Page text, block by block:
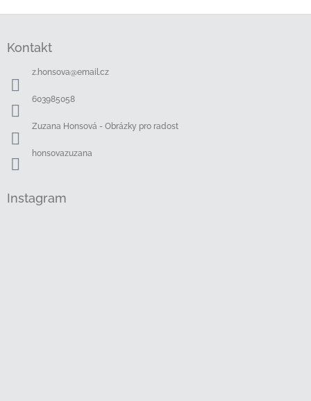
Kontakt
z.honsova@email.cz
603985058
Zuzana Honsová - Obrázky pro radost
honsovazuzana
Instagram